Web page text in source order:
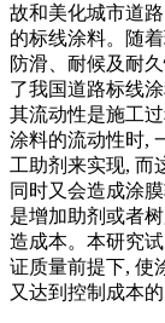
故和美化城市道
的标线涂料。随
防滑、耐候及耐
了我国道路标线
其流动性是施工
涂料的流动性时,
工助剂来实现, 而
同时又会造成涂
是增加助剂或者
造成本。本研究
证质量前提下, 使
又达到控制成本的